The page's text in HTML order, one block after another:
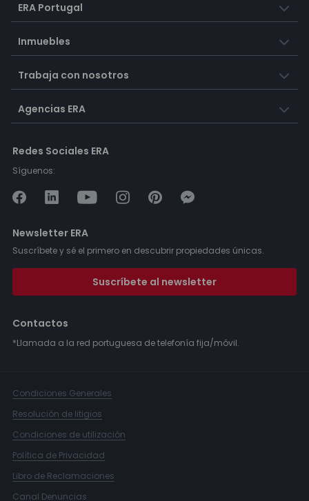
ERA Portugal
Inmuebles
Trabaja con nosotros
Agencias ERA
Redes Sociales ERA
Síguenos:
Newsletter ERA
Suscríbete y sé el primero en descubrir propiedades únicas.
Suscríbete al newsletter
Contactos
*Llamada a la red portuguesa de telefonía fija/móvil.
Condiciones Generales
Resolución de litigios
Condiciones de utilización
Política de Privacidad
Libro de Reclamaciones
Canal Denuncias